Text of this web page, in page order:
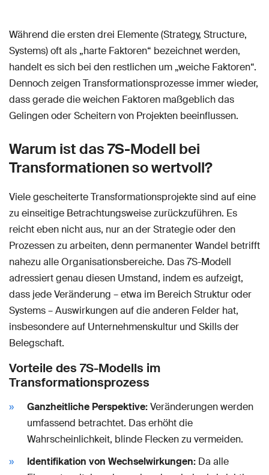
Während die ersten drei Elemente (Strategy, Structure,
Systems) oft als „harte Faktoren“ bezeichnet werden,
handelt es sich bei den restlichen um „weiche Faktoren“.
Dennoch zeigen Transformationsprozesse immer wieder,
dass gerade die weichen Faktoren maßgeblich das
Gelingen oder Scheitern von Projekten beeinflussen.
Warum ist das 7S-Modell bei
Transformationen so wertvoll?
Viele gescheiterte Transformationsprojekte sind auf eine
zu einseitige Betrachtungsweise zurückzuführen. Es
reicht eben nicht aus, nur an der Strategie oder den
Prozessen zu arbeiten, denn permanenter Wandel betrifft
nahezu alle Organisationsbereiche. Das 7S-Modell
adressiert genau diesen Umstand, indem es aufzeigt,
dass jede Veränderung – etwa im Bereich Struktur oder
Systems – Auswirkungen auf die anderen Felder hat,
insbesondere auf Unternehmenskultur und Skills der
Belegschaft.
Vorteile des 7S-Modells im
Transformationsprozess
Ganzheitliche Perspektive:Veränderungen werden
umfassend betrachtet. Das erhöht die
Wahrscheinlichkeit, blinde Flecken zu vermeiden.
Identifikation von Wechselwirkungen: Da alle